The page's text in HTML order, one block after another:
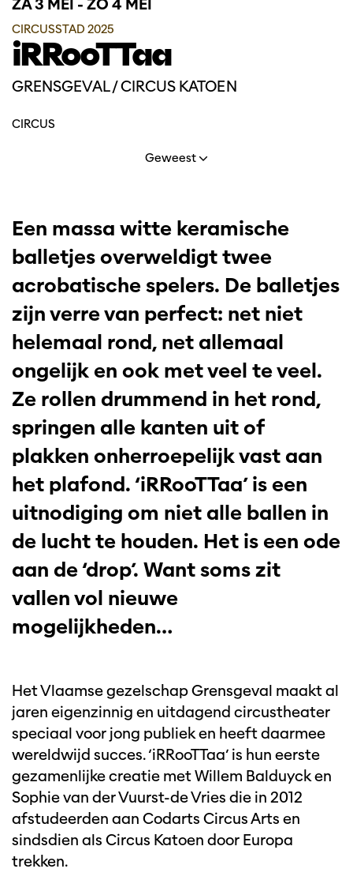
iRRooTTaa
GRENSGEVAL / CIRCUS KATOEN
CIRCUSSTAD 2025
ZA 3 MEI - ZO 4 MEI
CIRCUS
Geweest
Een massa witte keramische
balletjes overweldigt twee
acrobatische spelers. De balletjes
zijn verre van perfect: net niet
helemaal rond, net allemaal
ongelijk en ook met veel te veel.
Ze rollen drummend in het rond,
springen alle kanten uit of
plakken onherroepelijk vast aan
het plafond. ‘iRRooTTaa’ is een
uitnodiging om niet alle ballen in
de lucht te houden. Het is een ode
aan de ‘drop’. Want soms zit
vallen vol nieuwe
mogelijkheden…
Het Vlaamse gezelschap Grensgeval maakt al
jaren eigenzinnig en uitdagend circustheater
speciaal voor jong publiek en heeft daarmee
wereldwijd succes. ‘iRRooTTaa’ is hun eerste
gezamenlijke creatie met Willem Balduyck en
Sophie van der Vuurst-de Vries die in 2012
afstudeerden aan Codarts Circus Arts en
sindsdien als Circus Katoen door Europa
trekken.